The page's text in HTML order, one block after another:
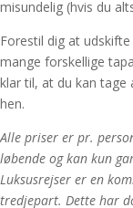
misundelig (hvis du
Forestil dig at
mange forskellige
klar til, at du kan tage
hen.
Alle priser er pr.
løbende og kan kun
Luksusrejser er en
tredjepart. Dette har